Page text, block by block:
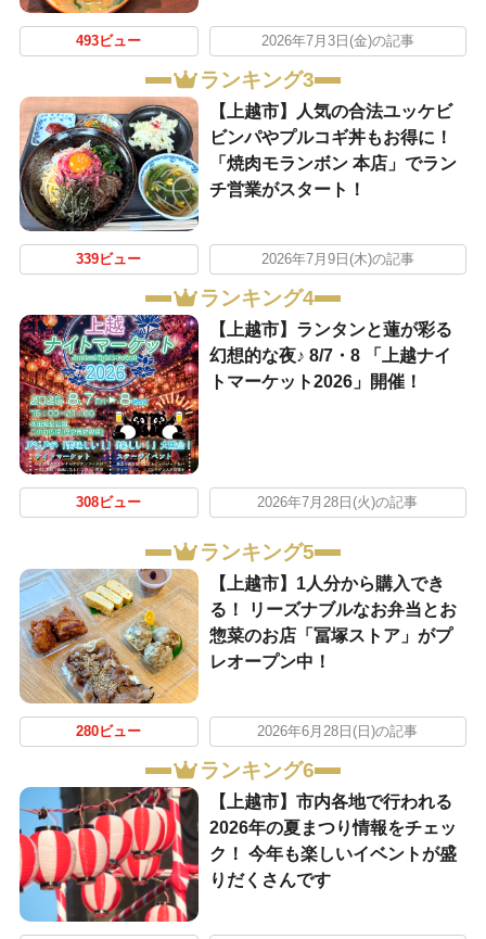
493ビュー 2026年7月3日(金)の記事
ランキング3
【上越市】人気の合法ユッケビ
ビンパやプルコギ丼もお得に！
「焼肉モランボン 本店」でラン
チ営業がスタート！
339ビュー 2026年7月9日(木)の記事
ランキング4
【上越市】ランタンと蓮が彩る
幻想的な夜♪ 8/7・8 「上越ナイ
トマーケット2026」開催！
308ビュー 2026年7月28日(火)の記事
ランキング5
【上越市】1人分から購入でき
る！ リーズナブルなお弁当とお
惣菜のお店「冨塚ストア」がプ
レオープン中！
280ビュー 2026年6月28日(日)の記事
ランキング6
【上越市】市内各地で行われる
2026年の夏まつり情報をチェッ
ク！ 今年も楽しいイベントが盛
りだくさんです